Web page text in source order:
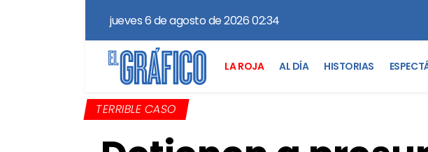
jueves 6 de agosto de 2026 02:34
LA ROJA AL DÍA HISTORIAS
TERRIBLE CASO